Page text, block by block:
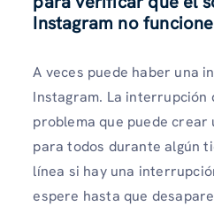
Instagram no funcione
A veces puede haber una
Instagram. La interrupción
problema que puede crear
para todos durante algún
línea si hay una
espere hasta que